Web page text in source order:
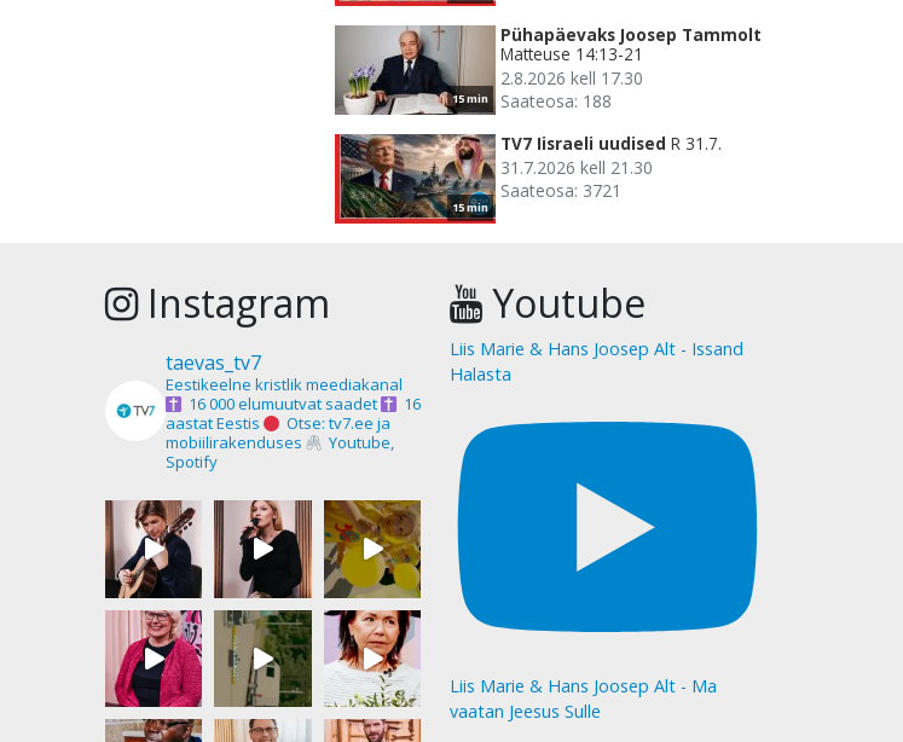
15 min
Pühapäevaks Joosep Tammolt
Matteuse 14:13-21
2.8.2026 kell 17.30
Saateosa: 188
15 min
TV7 Iisraeli uudised R 31.7.
31.7.2026 kell 21.30
Saateosa: 3721
Instagram
taevas_tv7
Eestikeelne kristlik meediakanal
16 000 elumuutvat saadet
16
aastat Eestis
Otse: tv7.ee ja
mobiilirakenduses
Youtube,
Spotify
Youtube
Liis Marie & Hans Joosep Alt - Issand
Halasta
Liis Marie & Hans Joosep Alt - Ma
vaatan Jeesus Sulle